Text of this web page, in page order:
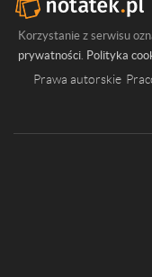
Korzystanie z serwisu
prywatności. Polityka
Prawa autorskie